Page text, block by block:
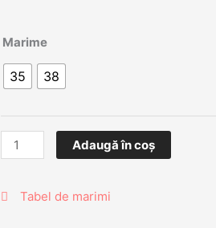
Marime
35 38
Cantitate
dama
Adaugă în coș
Tabel de marimi